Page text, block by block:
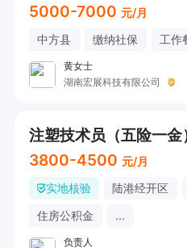
5000-7000 元/月
中方县 缴纳社保 工作
黄女士
湖南宏展科技有限公司
注塑技术员（五险一金
3800-4500 元/月
实地核验 陆港经开区
住房公积金
...
负责人